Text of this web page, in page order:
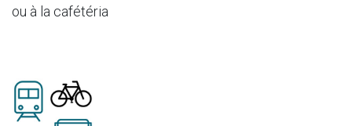
ou à la cafétéria